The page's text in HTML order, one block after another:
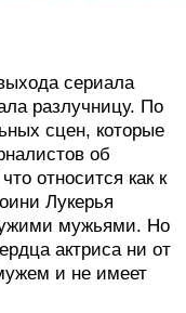
сериала
разлучницу. По
сцен, которые
об
относится как к
Лукерья
мужьями. Но
актриса ни от
и не имеет